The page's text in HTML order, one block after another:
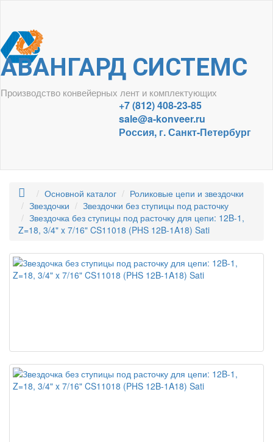
АВАНГАРД СИСТЕМС
Производство конвейерных лент и комплектующих
+7 (812) 408-23-85
sale@a-konveer.ru
Россия, г. Санкт-Петербург
Основной каталог
Роликовые цепи и звездочки
Звездочки
Звездочки без ступицы под расточку
Звездочка без ступицы под расточку для цепи: 12B-1,
Z=18, 3/4" x 7/16" CS11018 (PHS 12B-1A18) Sati